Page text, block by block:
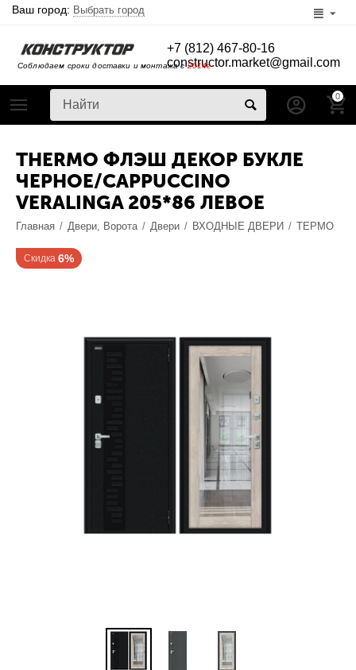
Ваш город: Выбрать город
Соблюдаем сроки доставки и монтажа с2014г
+7 (812) 467-80-16
constructor.market@gmail.com
0
THERMO ФЛЭШ ДЕКОР БУКЛЕ
ЧЕРНОЕ/CAPPUCCINO
VERALINGA 205*86 ЛЕВОЕ
Главная / Двери, Ворота / Двери / ВХОДНЫЕ ДВЕРИ / ТЕРМО
Скидка 6%